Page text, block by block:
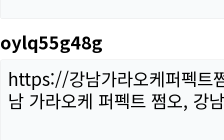
oylq55g48g
https://강남가라오케퍼펙트
남 가라오케 퍼펙트 쩜오, 강